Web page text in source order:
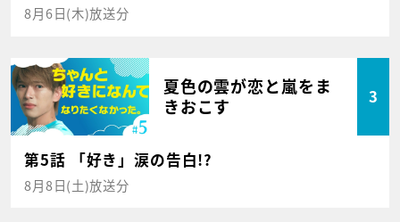
8月6日(木)放送分
夏色の雲が恋と嵐をま
きおこす
3
第5話 「好き」涙の告白!?
8月8日(土)放送分